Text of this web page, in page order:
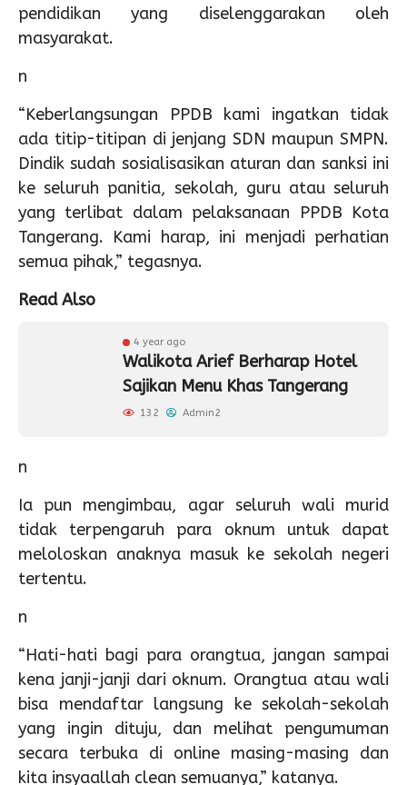
pendidikan yang diselenggarakan oleh
masyarakat.
n
“Keberlangsungan PPDB kami ingatkan tidak
ada titip-titipan di jenjang SDN maupun SMPN.
Dindik sudah sosialisasikan aturan dan sanksi ini
ke seluruh panitia, sekolah, guru atau seluruh
yang terlibat dalam pelaksanaan PPDB Kota
Tangerang. Kami harap, ini menjadi perhatian
semua pihak,” tegasnya.
Read Also
4 year ago
Walikota Arief Berharap Hotel
Sajikan Menu Khas Tangerang
132 Admin2
n
Ia pun mengimbau, agar seluruh wali murid
tidak terpengaruh para oknum untuk dapat
meloloskan anaknya masuk ke sekolah negeri
tertentu.
n
“Hati-hati bagi para orangtua, jangan sampai
kena janji-janji dari oknum. Orangtua atau wali
bisa mendaftar langsung ke sekolah-sekolah
yang ingin dituju, dan melihat pengumuman
secara terbuka di online masing-masing dan
kita insyaallah clean semuanya,” katanya.